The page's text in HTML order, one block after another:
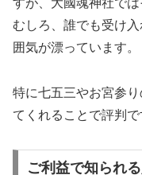
すが、大國魂神社で
むしろ、誰でも受け
囲気が漂っています。
特に七五三やお宮参
てくれることで評判で
ご利益で知られ